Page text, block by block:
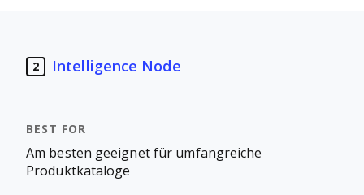
2 Intelligence Node
Am besten geeignet für umfangreiche
Produktkataloge